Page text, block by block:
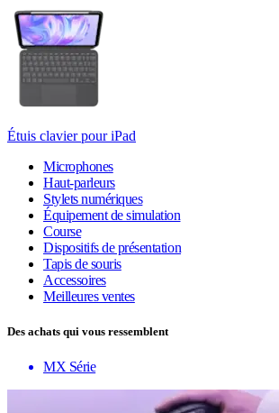
Étuis clavier pour iPad
Microphones
Haut-parleurs
Stylets numériques
Équipement de simulation
Course
Dispositifs de présentation
Tapis de souris
Accessoires
Meilleures ventes
Des achats qui vous ressemblent
MX Série